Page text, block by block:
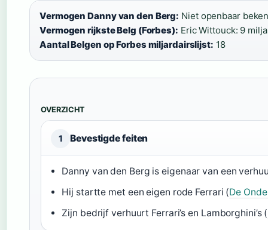
Vermogen Danny van den Berg: Niet openbaar
Vermogen rijkste Belg (Forbes): Eric Wittouck: 9
Aantal Belgen op Forbes miljardairslijst: 18
OVERZICHT
1 Bevestigde feiten
Danny van den Berg is eigenaar van een
Hij startte met een eigen rode Ferrari (De
Zijn bedrijf verhuurt Ferrari’s en Lamborghini’s (